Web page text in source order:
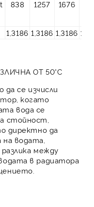
838 1257 1676
1,3186 1,3186 1,3186
ОТ 50°C
да се изчисли
когато
вода се
стойност,
директно да
водата,
разлика между
в радиатора